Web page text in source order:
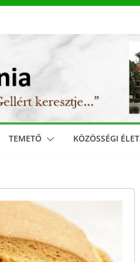
TEMETŐ KÖZÖSSÉGI ÉLET